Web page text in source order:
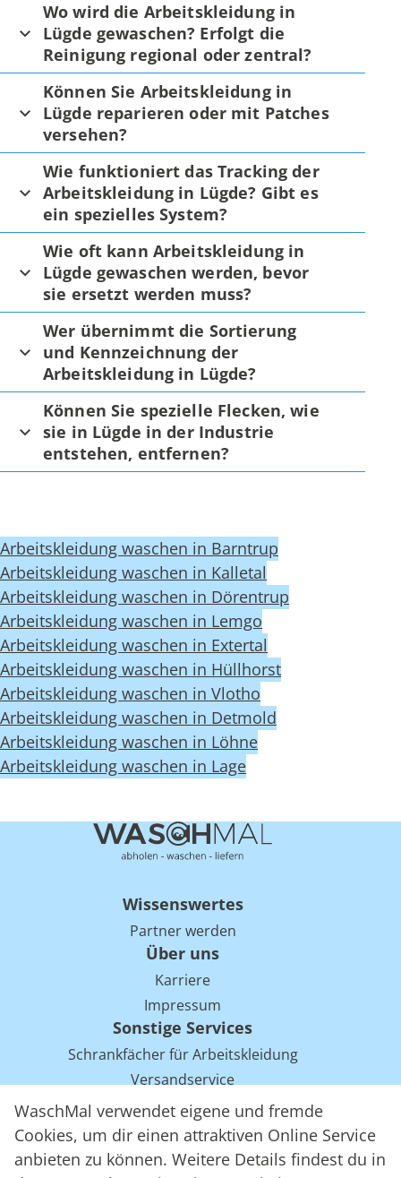
WaschMal verwendet eigene und fremde
Cookies, um dir einen attraktiven Online Service
anbieten zu können. Weitere Details findest du in
Wo wird die Arbeitskleidung in
Lügde gewaschen? Erfolgt die
Reinigung regional oder zentral?
Können Sie Arbeitskleidung in
Lügde reparieren oder mit Patches
versehen?
Wie funktioniert das Tracking der
Arbeitskleidung in Lügde? Gibt es
ein spezielles System?
Wie oft kann Arbeitskleidung in
Lügde gewaschen werden, bevor
sie ersetzt werden muss?
Wer übernimmt die Sortierung
und Kennzeichnung der
Arbeitskleidung in Lügde?
Können Sie spezielle Flecken, wie
sie in Lügde in der Industrie
entstehen, entfernen?
Arbeitskleidung waschen in Barntrup
Arbeitskleidung waschen in Kalletal
Arbeitskleidung waschen in Dörentrup
Arbeitskleidung waschen in Lemgo
Arbeitskleidung waschen in Extertal
Arbeitskleidung waschen in Hüllhorst
Arbeitskleidung waschen in Vlotho
Arbeitskleidung waschen in Detmold
Arbeitskleidung waschen in Löhne
Arbeitskleidung waschen in Lage
Wissenswertes
Partner werden
Über uns
Karriere
Impressum
Sonstige Services
Schrankfächer für Arbeitskleidung
Versandservice
Einsparpotentiale für Mietwäsche bei Arbeitskleidung
Arbeitskleidung Tracking mit RFID